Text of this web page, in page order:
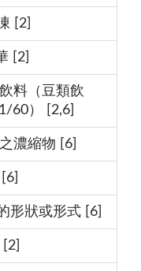
[2]
[2]
料（豆類飲
60） [2,6]
濃縮物 [6]
形狀或形式 [6]